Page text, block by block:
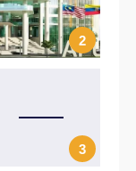
2
3